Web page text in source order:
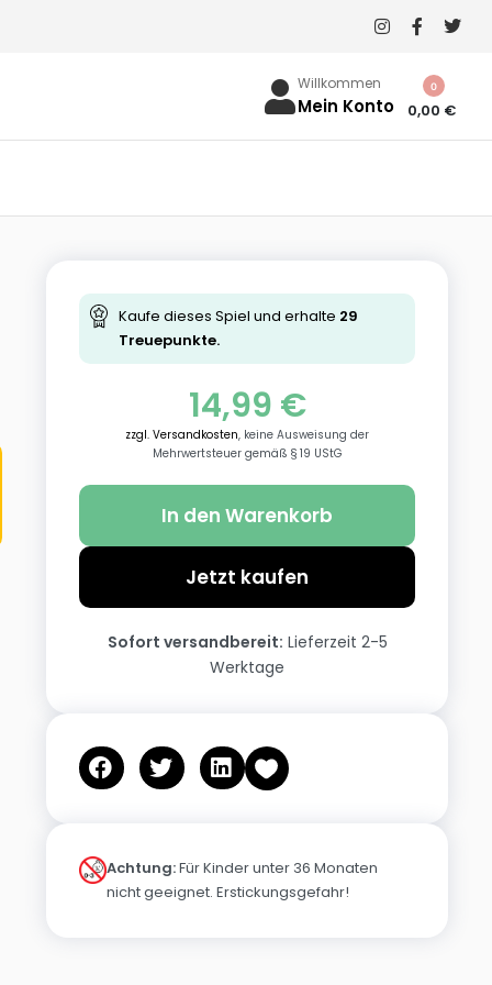
Willkommen
Mein Konto 0,00 €
0
Kaufe dieses Spiel und erhalte 29
Treuepunkte.
14,99 €
zzgl. Versandkosten, keine Ausweisung der
Mehrwertsteuer gemäß § 19 UStG
In den Warenkorb
Jetzt kaufen
Sofort versandbereit: Lieferzeit 2-5
Werktage
Achtung:Für Kinder unter 36 Monaten
nicht geeignet. Erstickungsgefahr!